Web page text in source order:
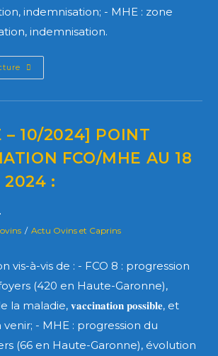
indemnisation; - MHE : zone
indemnisation.
– 10/2024] POINT
FCO/MHE AU 18
2024 :
/ Actu Ovins et Caprins
vis-à-vis de : - FCO 8 : progression
(420 en Haute-Garonne),
maladie, 𝐯𝐚𝐜𝐜𝐢𝐧𝐚𝐭𝐢𝐨𝐧 𝐩𝐨𝐬𝐬𝐢𝐛𝐥𝐞, et
- MHE : progression du
(66 en Haute-Garonne), évolution